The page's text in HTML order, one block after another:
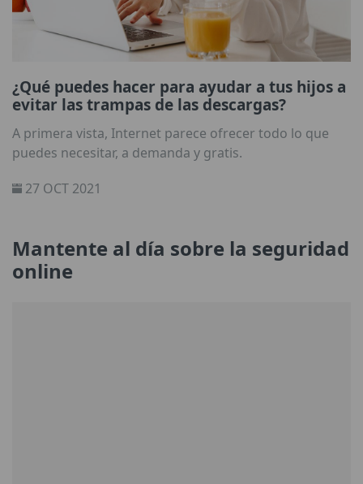
¿Qué puedes hacer para ayudar a tus hijos a
evitar las trampas de las descargas?
A primera vista, Internet parece ofrecer todo lo que
puedes necesitar, a demanda y gratis.
27 OCT 2021
Mantente al día sobre la seguridad
online